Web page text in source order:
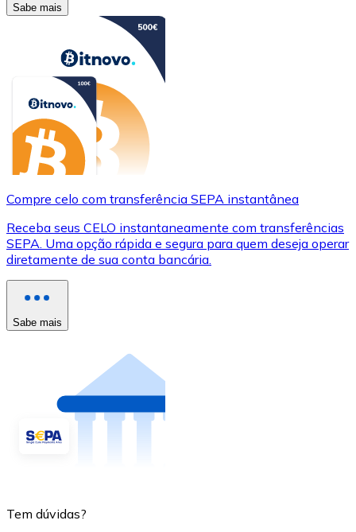
Sabe mais
Compre celo com transferência SEPA instantânea
Receba seus CELO instantaneamente com transferências
SEPA. Uma opção rápida e segura para quem deseja operar
diretamente de sua conta bancária.
Sabe mais
Tem dúvidas?